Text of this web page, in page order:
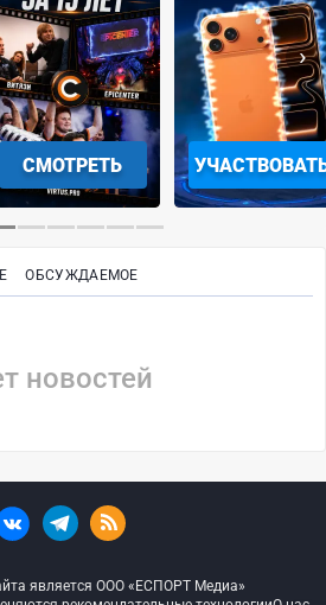
СМОТРЕТЬ
›
ОБСУЖДАЕМОЕ
новостей
является ООО «ЕСПОРТ Медиа»